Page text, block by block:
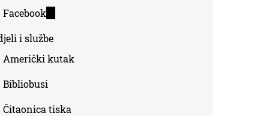
external)
Facebook
external)
i službe
Američki kutak
Bibliobusi
Čitaonica tiska